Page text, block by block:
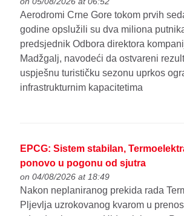
Aerodromi Crne Gore tokom prvih
godine opslužili su dva miliona
predsjednik Odbora direktora
Madžgalj, navodeći da ostvareni
uspješnu turističku sezonu uprkos
infrastrukturnim kapacitetima
EPCG: Sistem stabilan,
ponovo u pogonu od sjutra
on 04/08/2026 at 18:49
Nakon neplaniranog prekida rada
Pljevlja uzrokovanog kvarom u